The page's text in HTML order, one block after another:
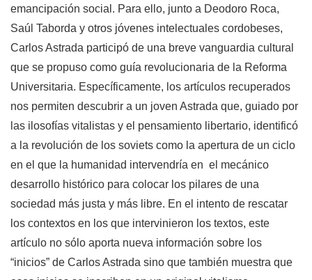
emancipación social. Para ello, junto a Deodoro Roca,
Saúl Taborda y otros jóvenes intelectuales cordobeses,
Carlos Astrada participó de una breve vanguardia cultural
que se propuso como guía revolucionaria de la Reforma
Universitaria. Específicamente, los artículos recuperados
nos permiten descubrir a un joven Astrada que, guiado por
las ilosofías vitalistas y el pensamiento libertario, identificó
a la revolución de los soviets como la apertura de un ciclo
en el que la humanidad intervendría en el mecánico
desarrollo histórico para colocar los pilares de una
sociedad más justa y más libre. En el intento de rescatar
los contextos en los que intervinieron los textos, este
artículo no sólo aporta nueva información sobre los
“inicios” de Carlos Astrada sino que también muestra que